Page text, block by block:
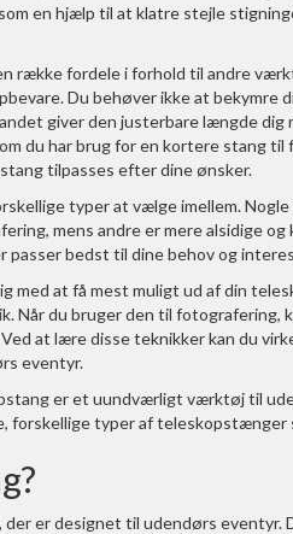
en hjælp til at klatre stejle
række fordele i forhold til andre
Du behøver ikke at bekymre
giver den justerbare længde dig
du har brug for en kortere stang til
tilpasses efter dine ønsker.
typer at vælge imellem.
mens andre er mere alsidige
bedst til dine behov og
med at få mest muligt ud af din
Når du bruger den til fotografering,
at lære disse teknikker kan du
eventyr.
er et uundværligt værktøj til
forskellige typer af teleskopstænger
er designet til udendørs eventyr.